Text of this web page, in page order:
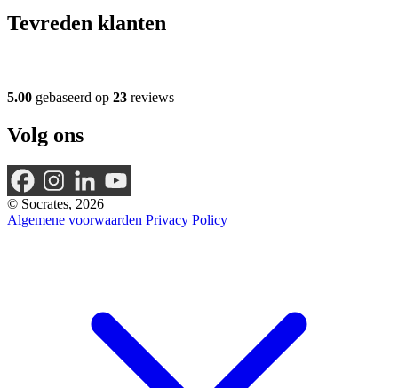
Tevreden klanten
5.00 gebaseerd op 23 reviews
Volg ons
© Socrates, 2026
Algemene voorwaarden Privacy Policy